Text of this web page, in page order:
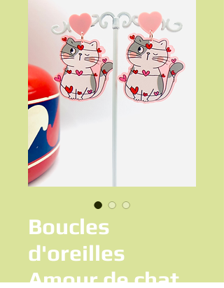
Boucles
d'oreilles
Amour de chat